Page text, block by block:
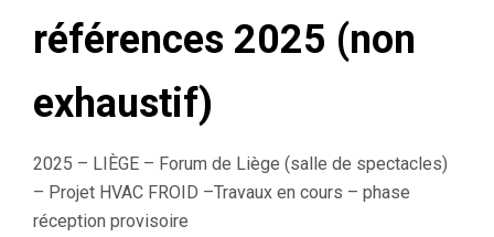
références 2025 (non
exhaustif)
2025 – LIÈGE – Forum de Liège (salle de spectacles)
– Projet HVAC FROID –Travaux en cours – phase
réception provisoire